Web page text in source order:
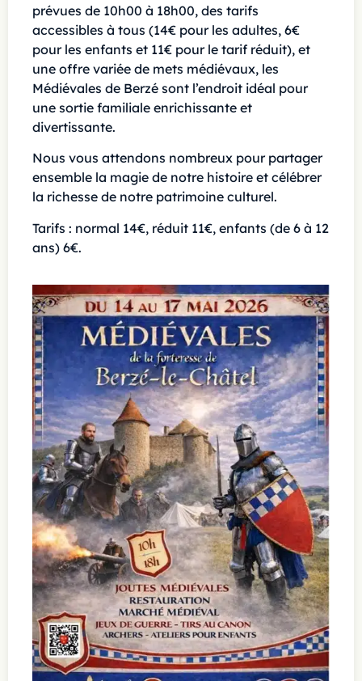
prévues de 10h00 à 18h00, des tarifs
accessibles à tous (14€ pour les adultes, 6€
pour les enfants et 11€ pour le tarif réduit), et
une offre variée de mets médiévaux, les
Médiévales de Berzé sont l’endroit idéal pour
une sortie familiale enrichissante et
divertissante.
Nous vous attendons nombreux pour partager
ensemble la magie de notre histoire et célébrer
la richesse de notre patrimoine culturel.
Tarifs : normal 14€, réduit 11€, enfants (de 6 à 12
ans) 6€.